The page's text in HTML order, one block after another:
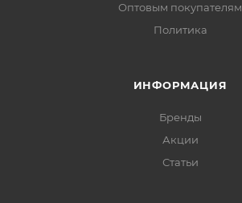
Оптовым покупателям
Политика
ИНФОРМАЦИЯ
Бренды
Акции
Статьи